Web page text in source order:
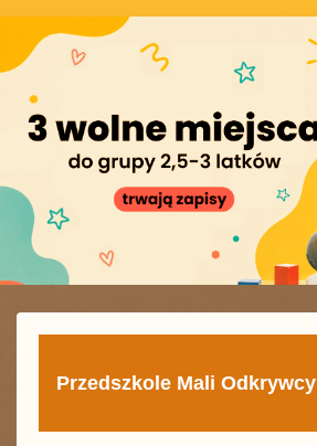
Przedszkole Mali Odkrywcy